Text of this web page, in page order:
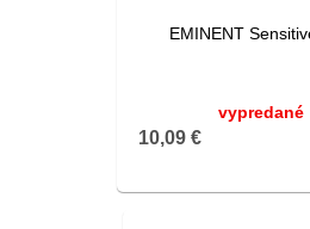
EMINENT
vypredané
10,09 €